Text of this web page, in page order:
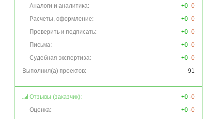
Аналоги и аналитика:
+0 -0
Расчеты, оформление:
+0 -0
Проверить и подписать:
+0 -0
Письма:
+0 -0
Судебная экспертиза:
+0 -0
Выполнил(а) проектов:
91
Отзывы (заказчик): +0 -0
Оценка:
+0 -0